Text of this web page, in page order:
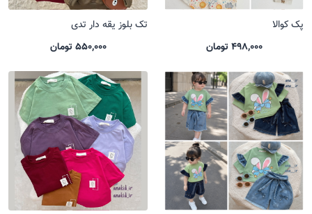
پک کوالا
498,000 تومان
تک بلوز یقه دار تدی
550,000 تومان